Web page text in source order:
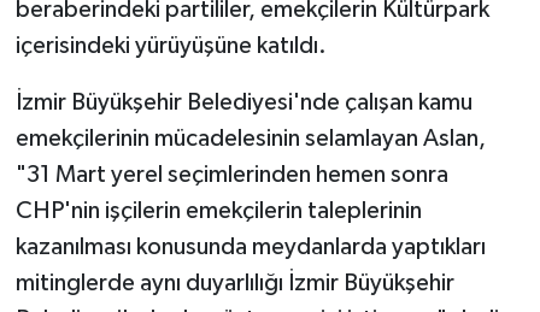
beraberindeki partililer, emekçilerin Kültürpark
içerisindeki yürüyüşüne katıldı.
İzmir Büyükşehir Belediyesi'nde çalışan kamu
emekçilerinin mücadelesinin selamlayan Aslan,
"31 Mart yerel seçimlerinden hemen sonra
CHP'nin işçilerin emekçilerin taleplerinin
kazanılması konusunda meydanlarda yaptıkları
mitinglerde aynı duyarlılığı İzmir Büyükşehir